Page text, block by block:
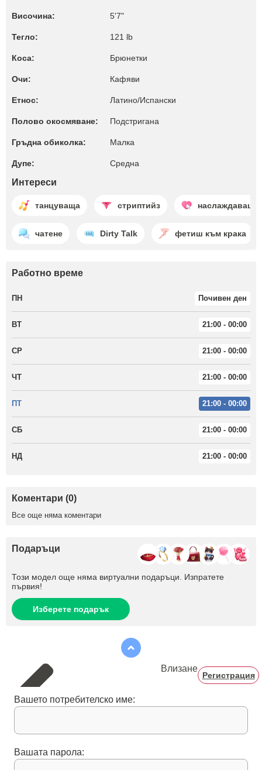
Височина: 5'7"
Тегло: 121 lb
Коса: Брюнетки
Очи: Кафяви
Етнос: Латино/Испански
Полово окосмяване: Подстригана
Гръдна обиколка: Малкa
Дупе: Среднa
Интереси
танцуваща стриптийз наслаждаващи
чатене Dirty Talk фетиш към крака
Работно време
ПН Почивен ден
ВТ 21:00 - 00:00
СР 21:00 - 00:00
ЧТ 21:00 - 00:00
ПТ 21:00 - 00:00
СБ 21:00 - 00:00
НД 21:00 - 00:00
Коментари (0)
Все още няма коментари
Подаръци
Този модел още няма виртуални подаръци. Изпратете
първия!
Изберете подарък
Влизане
Регистрация
Вашето потребителско име:
Вашата парола: